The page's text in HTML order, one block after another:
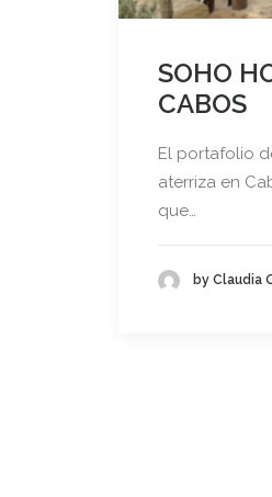
SOHO
CABOS
El portafolio
aterriza en
que…
by Claudia